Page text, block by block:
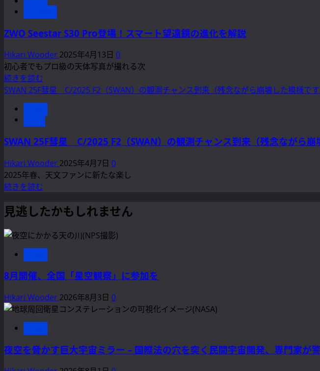
と
広
る
可
能
性
に
つ
い
て
ら
に
イ・
フ
ォ
レ
ス
ト」
生
–
空
保
護
申
で
広
が
る
ア
ス
ト
ロ
リ
ズ
が
湖
を
変
え
る
き
ズ
ム
–
光
害
が
シ
ノ
バ
ク
テ
ア
の
異
常
増
殖
ZWO Seestar S30 Pro登場！スマート望遠鏡の進化を解説
Hikari Wooder 2025年4月13日 0
初心者でもプロ級の天体写真が撮れる次
続きを読む
Seestar
ス
ー
ト
望
遠
鏡
進
化
を
解
に
つ
い
て
さ
ら
に
SWAN 25F彗星 C/2025 F2（SWAN）の観測チャンス到来（残念ながら崩壊した模様です
SWAN 25F彗星 C/2025 F2（SWAN）の観測チャンス到来（残念ながら崩
Hikari Wooder 2025年4月7日 0
2025年春、天文ファンに新たな楽し
続きを読む
彗
星
C/2025
F2（SWAN）
測
ャ
ン
ス
到
来
見逃したかもしれません
8月開催、全国「星空観察」に参加を
Hikari Wooder 2026年8月3日 0
夜空を脅かす巨大宇宙ミラー – 国際法の穴を突く民間宇宙開発、専門家が